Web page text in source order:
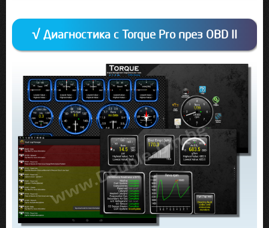
√ Диагностика с Torque Pro през OBD II